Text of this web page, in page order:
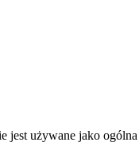
używane jako